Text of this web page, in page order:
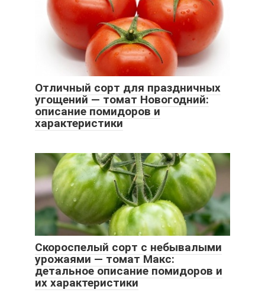
Отличный сорт для праздничных
угощений — томат Новогодний:
описание помидоров и
характеристики
Скороспелый сорт с небывалыми
урожаями — томат Макс:
детальное описание помидоров и
их характеристики